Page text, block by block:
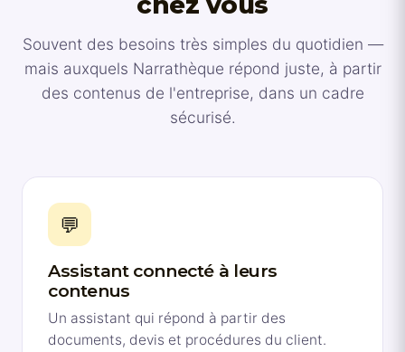
Souvent des besoins très simples du quotidien —
mais auxquels Narrathèque répond juste, à partir
des contenus de l'entreprise, dans un cadre
sécurisé.
💬
Assistant connecté à leurs
contenus
Un assistant qui répond à partir des
documents, devis et procédures du client.